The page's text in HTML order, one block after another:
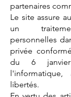
partenaires
Le site assure
un
personnelles
privée
du 6
libertés.